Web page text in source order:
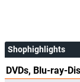
Shophighlights
DVDs, Blu-ray-